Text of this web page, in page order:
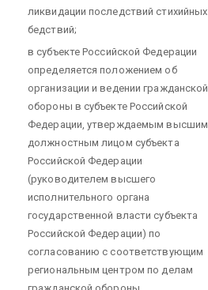
ликвидации последствий стихийных
бедствий;
в субъекте Российской Федерации
определяется положением об
организации и ведении гражданской
обороны в субъекте Российской
Федерации, утверждаемым высшим
должностным лицом субъекта
Российской Федерации
(руководителем высшего
исполнительного органа
государственной власти субъекта
Российской Федерации) по
согласованию с соответствующим
региональным центром по делам
гражданской обороны,